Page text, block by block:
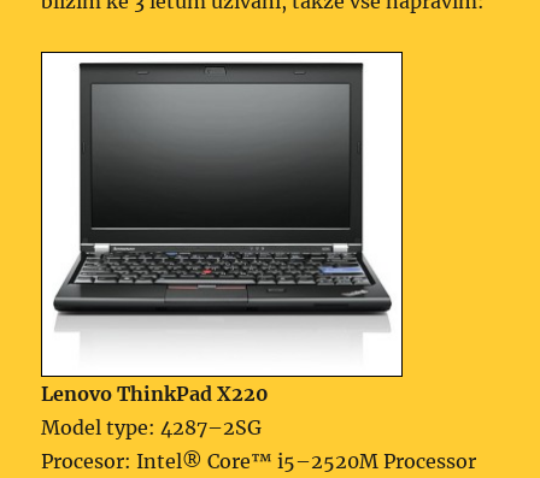
Lenovo ThinkPad X220
Model type: 4287–2SG
Procesor: Intel® Core™ i5–2520M Processor